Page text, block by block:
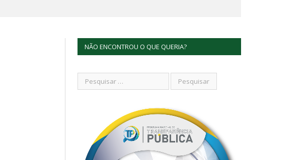
NÃO ENCONTROU O QUE QUERIA?